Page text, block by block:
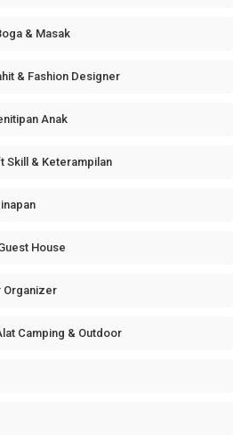
& Masak
& Fashion Designer
Anak
Skill & Keterampilan
House
Organizer
Camping & Outdoor